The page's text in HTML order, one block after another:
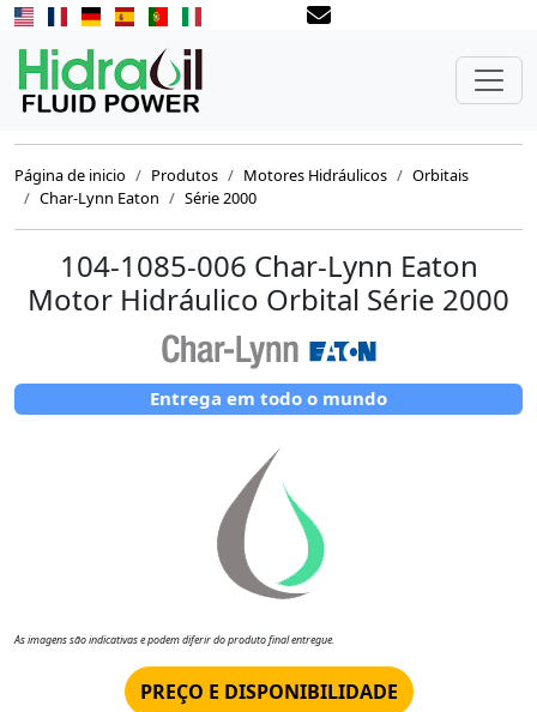
Página de inicio Produtos Motores Hidráulicos
Orbitais
Char-Lynn Eaton
Série 2000
104-1085-006 Char-Lynn Eaton
Motor Hidráulico Orbital Série 2000
Entrega em todo o mundo
As imagens são indicativas e podem diferir do produto final entregue.
PREÇO E DISPONIBILIDADE